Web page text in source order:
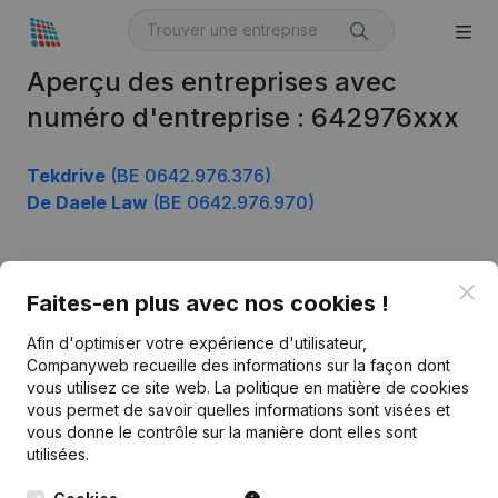
Aperçu des entreprises avec
numéro d'entreprise : 642976xxx
Tekdrive (BE 0642.976.376)
De Daele Law (BE 0642.976.970)
Faites-en plus avec nos cookies !
Afin d'optimiser votre expérience d'utilisateur,
Companyweb recueille des informations sur la façon dont
vous utilisez ce site web. La politique en matière de cookies
vous permet de savoir quelles informations sont visées et
vous donne le contrôle sur la manière dont elles sont
utilisées.
Français
Kantorenpark Everest
248D,
Monitoring
Recherche internationale